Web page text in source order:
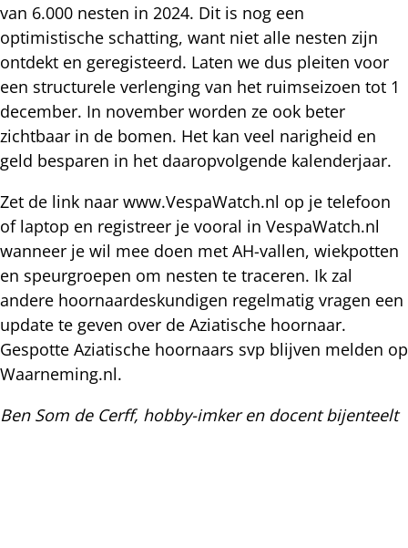
van 6.000 nesten in 2024. Dit is nog een
optimistische schatting, want niet alle nesten zijn
ontdekt en geregisteerd. Laten we dus pleiten voor
een structurele verlenging van het ruimseizoen tot 1
december. In november worden ze ook beter
zichtbaar in de bomen. Het kan veel narigheid en
geld besparen in het daaropvolgende kalenderjaar.
Zet de link naar www.VespaWatch.nl op je telefoon
of laptop en registreer je vooral in VespaWatch.nl
wanneer je wil mee doen met AH-vallen, wiekpotten
en speurgroepen om nesten te traceren. Ik zal
andere hoornaardeskundigen regelmatig vragen een
update te geven over de Aziatische hoornaar.
Gespotte Aziatische hoornaars svp blijven melden op
Waarneming.nl.
Ben Som de Cerff, hobby-imker en docent bijenteelt